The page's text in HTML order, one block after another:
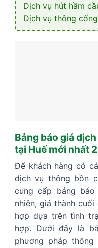
Dịch vụ hút hầm
Dịch vụ thông
Bảng báo giá
tại Huế mới nhất
Để khách hàng có
dịch vụ thông bồn
cung cấp bảng
nhiên, giá thành
hợp dựa trên tình
hợp. Dưới đây là
phương pháp